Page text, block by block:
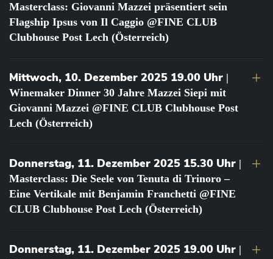
Masterclass: Giovanni Mazzei präsentiert sein
Flagship Ipsus von Il Caggio @FINE CLUB
Clubhouse Post Lech (Österreich)
Mittwoch, 10. Dezember 2025 19.00 Uhr |
Winemaker Dinner 30 Jahre Mazzei Siepi mit
Giovanni Mazzei @FINE CLUB Clubhouse Post
Lech (Österreich)
Donnerstag, 11. Dezember 2025 15.30 Uhr |
Masterclass: Die Seele von Tenuta di Trinoro –
Eine Vertikale mit Benjamin Franchetti @FINE
CLUB Clubhouse Post Lech (Österreich)
Donnerstag, 11. Dezember 2025 19.00 Uhr |